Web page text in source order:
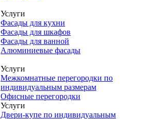
Услуги
Фасады для кухни
Фасады для шкафов
Фасады для ванной
Алюминиевые фасады
Услуги
Межкомнатные перегородки по
индивидуальным размерам
Офисные перегородки
Услуги
Двери-купе по индивидуальным